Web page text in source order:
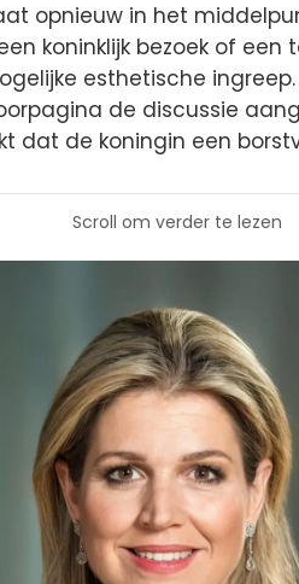
opnieuw in het
koninklijk bezoek of een
esthetische
de discussie
dat de koningin een
Scroll om verder te lezen